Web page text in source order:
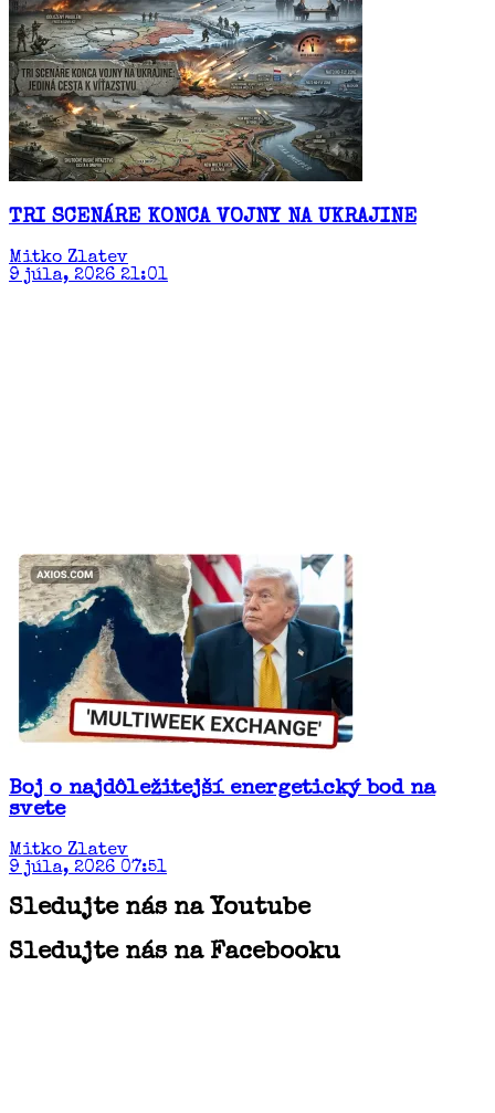
TRI SCENÁRE KONCA VOJNY NA UKRAJINE
Mitko Zlatev
9 júla, 2026 21:01
Boj o najdôležitejší energetický bod na
svete
Mitko Zlatev
9 júla, 2026 07:51
Sledujte nás na Youtube
Sledujte nás na Facebooku